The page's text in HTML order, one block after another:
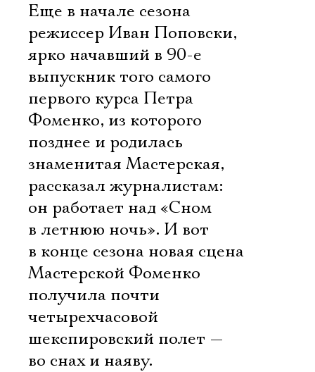
Еще в начале сезона
режиссер Иван Поповски,
ярко начавший в 90-е
выпускник того самого
первого курса Петра
Фоменко, из которого
позднее и родилась
знаменитая Мастерская,
рассказал журналистам:
он работает над «Сном
в летнюю ночь». И вот
в конце сезона новая сцена
Мастерской Фоменко
получила почти
четырехчасовой
шекспировский полет —
во снах и наяву.